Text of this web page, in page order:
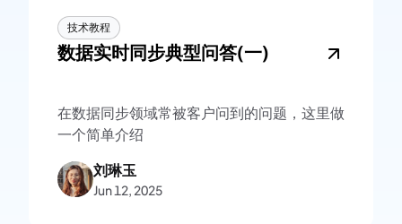
技术教程
数据实时同步典型问答(一)
在数据同步领域常被客户问到的问题，这里做
一个简单介绍
刘琳玉
Jun 12, 2025